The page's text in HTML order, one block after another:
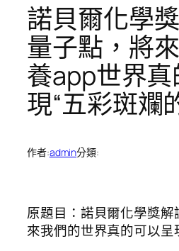
諾貝爾化學
量子點，將
養app世界
現“五彩斑斕
作者:admin分類:
原題目：諾貝爾化學獎
來我們的世界真的可以呈